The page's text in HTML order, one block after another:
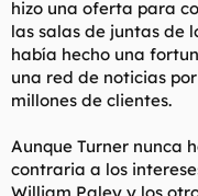
hizo una oferta para
las salas de juntas de
había hecho una
una red de noticias
millones de clientes.
Aunque Turner nunca
contraria a los
William Paley y los